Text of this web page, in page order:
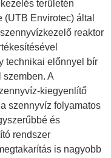
területén
Envirotec) által
reaktor
technikai előnnyel bír
A
kiegyenlítő
szennyvíz folyamatos
és
rendszer
is nagyobb